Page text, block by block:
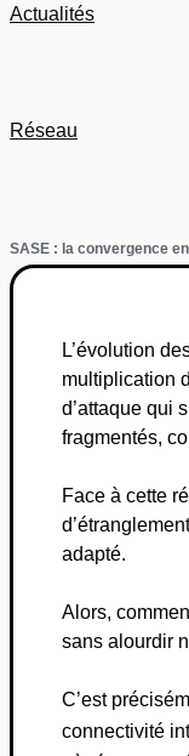
Actualités
Réseau
SASE : la convergence
L’évolution
multiplication
d’attaque qui
fragmentés,
Face à cette
adapté.
Alors,
sans alourdir
C’est
connectivité